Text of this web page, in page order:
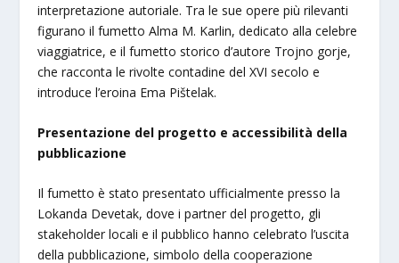
interpretazione autoriale. Tra le sue opere più rilevanti
figurano il fumetto Alma M. Karlin, dedicato alla celebre
viaggiatrice, e il fumetto storico d’autore Trojno gorje,
che racconta le rivolte contadine del XVI secolo e
introduce l’eroina Ema Pištelak.
Presentazione del progetto e accessibilità della
pubblicazione
Il fumetto è stato presentato ufficialmente presso la
Lokanda Devetak, dove i partner del progetto, gli
stakeholder locali e il pubblico hanno celebrato l’uscita
della pubblicazione, simbolo della cooperazione